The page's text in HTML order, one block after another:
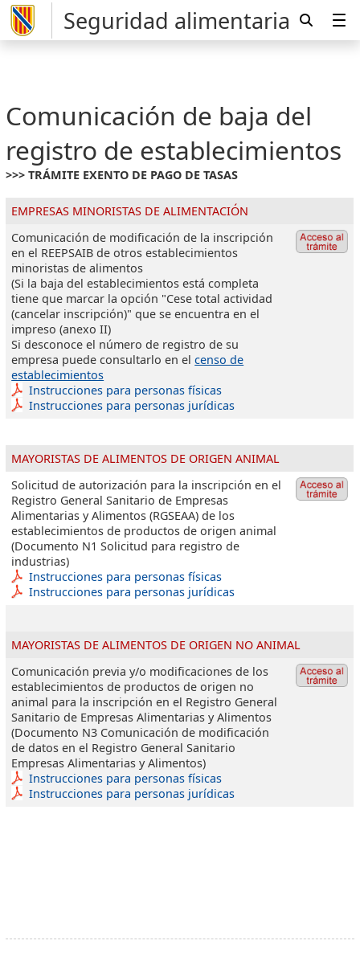
Seguridad alimentaria
Comunicación de baja del
registro de establecimientos
>>> TRÁMITE EXENTO DE PAGO DE TASAS
EMPRESAS MINORISTAS DE ALIMENTACIÓN
Comunicación de modificación de la inscripción
en el REEPSAIB de otros establecimientos
minoristas de alimentos
(Si la baja del establecimientos está completa
tiene que marcar la opción "Cese total actividad
(cancelar inscripción)" que se encuentra en el
impreso (anexo II)
Si desconoce el número de registro de su
empresa puede consultarlo en elcenso de
establecimientos
Instrucciones para personas físicas
Instrucciones para personas jurídicas
MAYORISTAS DE ALIMENTOS DE ORIGEN ANIMAL
Solicitud de autorización para la inscripción en el
Registro General Sanitario de Empresas
Alimentarias y Alimentos (RGSEAA) de los
establecimientos de productos de origen animal
(Documento N1 Solicitud para registro de
industrias)
Instrucciones para personas físicas
Instrucciones para personas jurídicas
MAYORISTAS DE ALIMENTOS DE ORIGEN NO ANIMAL
Comunicación previa y/o modificaciones de los
establecimientos de productos de origen no
animal para la inscripción en el Registro General
Sanitario de Empresas Alimentarias y Alimentos
(Documento N3 Comunicación de modificación
de datos en el Registro General Sanitario
Empresas Alimentarias y Alimentos)
Instrucciones para personas físicas
Instrucciones para personas jurídicas